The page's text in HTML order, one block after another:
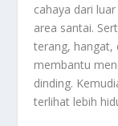
cahaya dari
area santai.
terang, hangat,
membantu
dinding.
terlihat lebih